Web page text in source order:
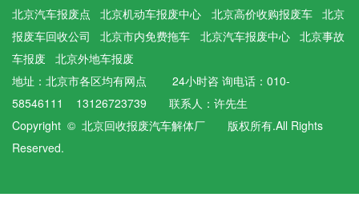
北京汽车报废点
北京机动车报废中心 北京高价收购报废车
北京
报废车回收公司
北京市内免费拖车 北京汽车报废中心
北京事故
车报废
北京外地车报废
地址：北京市各区均有网点 24小时咨 询电话：010-
58546111 13126723739 联系人：许先生
Copyright © 北京回收报废汽车解体厂 版权所有.All Rights
Reserved.